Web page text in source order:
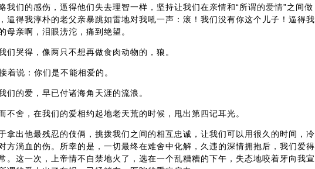
我们的感伤，逼得他们失去理智一样，坚持让我们在亲情和“所谓的爱情”之间做
逼得我淳朴的老父亲暴跳如雷地对我吼一声：滚！我们没有你这个儿子！逼得我
母亲啊，泪眼滂沱，痛到绝望。
们哭得，像两只不想再做食肉动物的，狼。
着说：你们是不能相爱的。
们的爱，早已付诸海角天涯的流浪。
不舍，在我们的爱相约起地老天荒的时候，甩出第四记耳光。
于拿出他最残忍的伎俩，挑拨我们之间的相互忠诚，让我们可以用很久的时间，冷
方淌血的伤。所幸的是，一切最终在难舍中化解，久违的深情拥抱后，我们爱得
。这一次，上帝情不自禁地火了，选在一个乱糟糟的下午，失态地咬着牙向我宣